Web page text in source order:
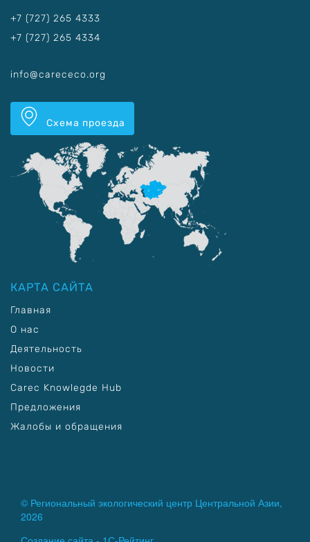
+7 (727) 265 4333
+7 (727) 265 4334
info@carececo.org
Схема проезда
КАРТА САЙТА
Главная
О нас
Деятельность
Новости
Carec Knowlegde Hub
Предложения
Жалобы и обращения
© Региональный экологический центр Центральной Азии,
2026